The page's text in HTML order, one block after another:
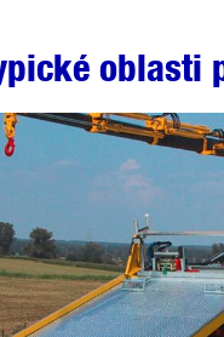
oblasti